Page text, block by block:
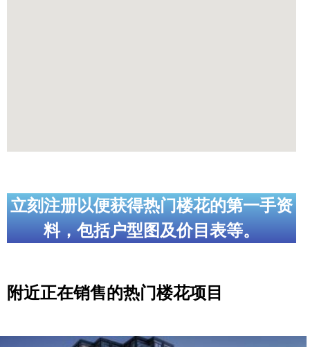
立刻注册以便获得热门楼花的第一手资
料，包括户型图及价目表等。
附近正在销售的热门楼花项目